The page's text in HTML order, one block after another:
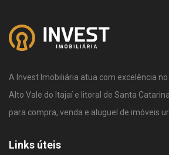
A Invest Imobiliária atua com excelência
Alto Vale do Itajaí e litoral de Santa
para compra, venda e aluguel de imóveis
Links úteis